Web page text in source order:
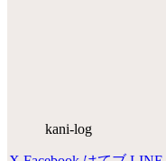
kani-log